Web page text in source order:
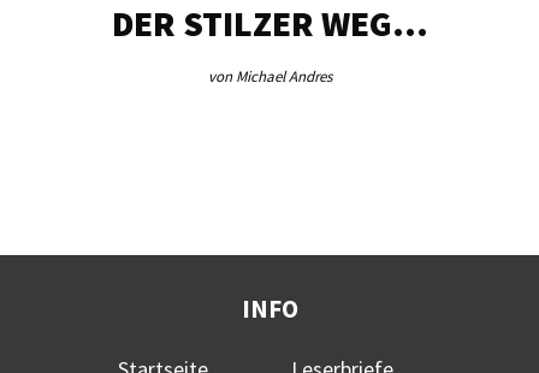
DER STILZER WEG…
von Michael Andres
INFO